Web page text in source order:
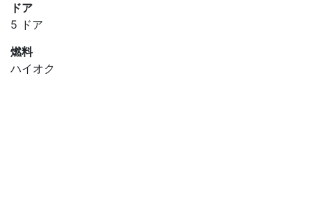
ドア
5 ドア
燃料
ハイオク